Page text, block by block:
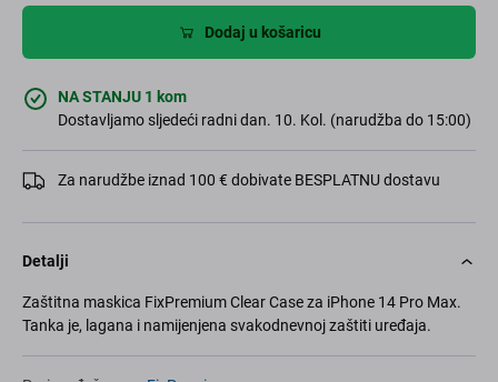
Dodaj u košaricu
NA STANJU 1 kom
Dostavljamo sljedeći radni dan. 10. Kol. (narudžba do 15:00)
Za narudžbe iznad 100 € dobivate BESPLATNU dostavu
Detalji
Zaštitna maskica FixPremium Clear Case za iPhone 14 Pro Max.
Tanka je, lagana i namijenjena svakodnevnoj zaštiti uređaja.